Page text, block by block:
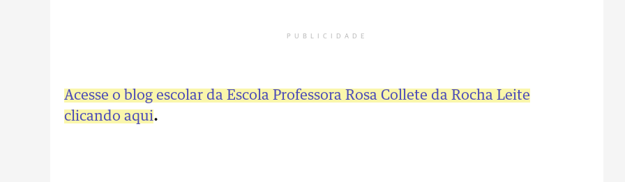
PUBLICIDADE
Acesse o blog escolar da Escola Professora Rosa Collete da Rocha Leite
clicando aqui.